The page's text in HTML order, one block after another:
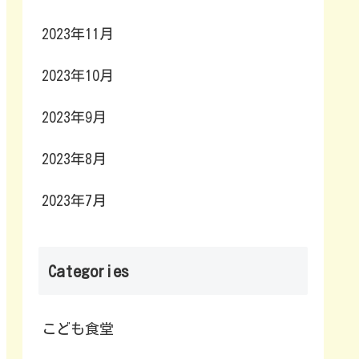
2023年11月
2023年10月
2023年9月
2023年8月
2023年7月
Categories
こども食堂